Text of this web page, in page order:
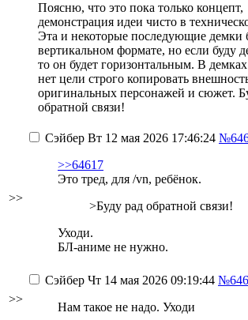
Поясню, что это пока только концепт,
демонстрация идеи чисто в
Эта и некоторые последующие демки
вертикальном формате, но если буду
то он будет горизонтальным. В
нет цели строго копировать
оригинальных персонажей и сюжет.
обратной связи!
>>
Сэйбер Вт 12 мая 2026 17:46:24
>>64617
Это тред, для /vn, ребёнок.
>Буду рад обратной связи!
Уходи.
БЛ-аниме не нужно.
>>
Сэйбер Чт 14 мая 2026 09:19:44
Нам такое не надо. Уходи